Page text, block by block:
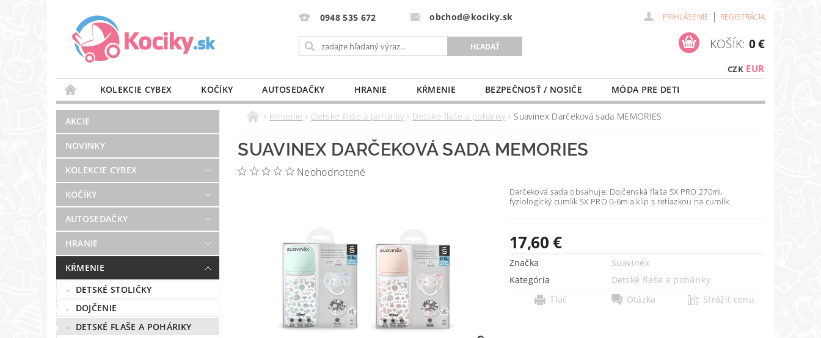
0948 535 672 obchod@kociky.sk PRIHLÁSENIE | REGISTRÁCIA
CZK EUR
KOŠÍK: 0 €
KOLEKCIE CYBEX KOČÍKY AUTOSEDAČKY HRANIE KŔMENIE BEZPEČNOSŤ / NOSIČE
MÓDA PRE DETI
STAROSTLIVOSŤ O VZDUCH
VÝBAVA DO PÔRODNICE MLIEKO A VÝŽIVA PRE MAMIČKU NAŠE SLUŽBY
O NÁKUPE
BLOG
PREDAJŇA KONTAKT
AKCIE
NOVINKY
KOLEKCIE CYBEX
KOČÍKY
AUTOSEDAČKY
HRANIE
KŔMENIE
DETSKÉ STOLIČKY
DOJČENIE
DETSKÉ FLAŠE A POHÁRIKY
Kŕmenie Detské flaše a poháriky Detské flaše a poháriky Suavinex Darčeková sada MEMORIES
SUAVINEX DARČEKOVÁ SADA MEMORIES
Neohodnotené
Darčeková sada obsahuje: Dojčenská fľaša SX PRO 270ml,
fyziologický cumlík SX PRO 0-6m a klip s retiazkou na cumlík.
17,60 €
Značka
Suavinéx
Kategória
Detské flaše a poháriky
Tlač
Otázka Strážiť cenu